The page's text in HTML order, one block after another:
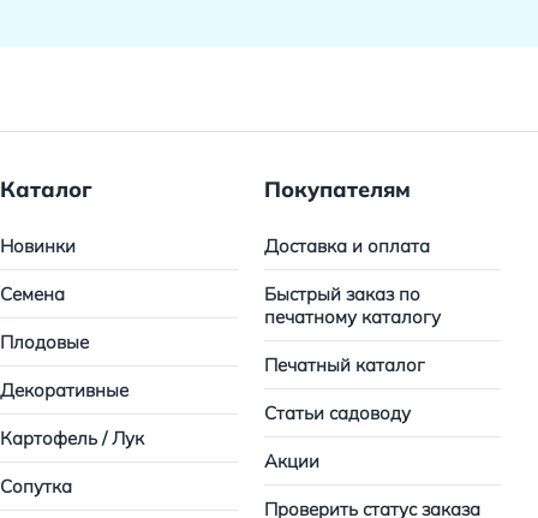
Каталог
Новинки
Семена
Плодовые
Декоративные
Картофель / Лук
Сопутка
Покупателям
Доставка и оплата
Быстрый заказ по
печатному каталогу
Печатный каталог
Статьи садоводу
Акции
Проверить статус заказа